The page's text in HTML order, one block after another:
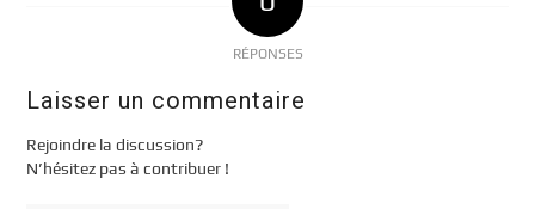
RÉPONSES
Laisser un commentaire
Rejoindre la discussion?
N’hésitez pas à contribuer !